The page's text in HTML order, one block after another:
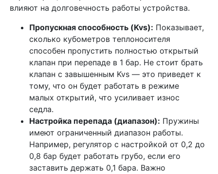
влияют на долговечность работы устройства.
Пропускная способность (Kvs): Показывает,
сколько кубометров теплоносителя
способен пропустить полностью открытый
клапан при перепаде в 1 бар. Не стоит брать
клапан с завышенным Kvs — это приведет к
тому, что он будет работать в режиме
малых открытий, что усиливает износ
седла.
Настройка перепада (диапазон): Пружины
имеют ограниченный диапазон работы.
Например, регулятор с настройкой от 0,2 до
0,8 бар будет работать грубо, если его
заставить держать 0,1 бара. Важно